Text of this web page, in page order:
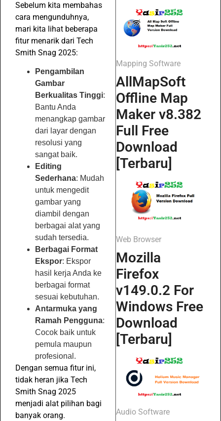
Sebelum kita membahas
cara mengunduhnya,
mari kita lihat beberapa
fitur menarik dari Tech
Smith Snag 2025:
Pengambilan
Gambar
Berkualitas Tinggi:
Bantu Anda
menangkap gambar
dari layar dengan
resolusi yang
sangat baik.
Editing
Sederhana: Mudah
untuk mengedit
gambar yang
diambil dengan
berbagai alat yang
sudah tersedia.
Berbagai Format
Ekspor: Ekspor
hasil kerja Anda ke
berbagai format
sesuai kebutuhan.
Antarmuka yang
Ramah Pengguna:
Cocok baik untuk
pemula maupun
profesional.
Dengan semua fitur ini,
tidak heran jika Tech
Smith Snag 2025
menjadi alat pilihan bagi
banyak orang.
Mapping Software
AllMapSoft
Offline Map
Maker v8.382
Full Free
Download
[Terbaru]
Web Browser
Mozilla
Firefox
v149.0.2 For
Windows Free
Download
[Terbaru]
Audio Software